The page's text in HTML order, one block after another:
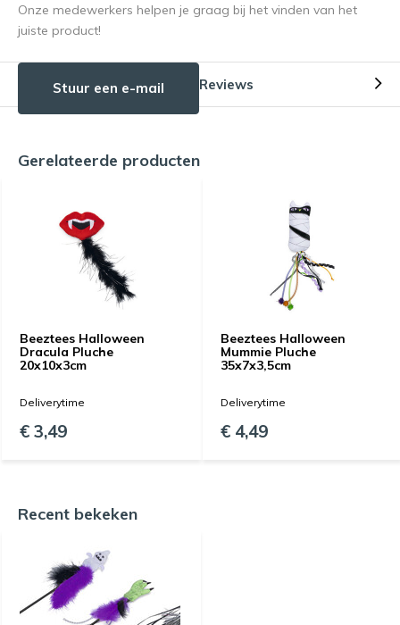
Onze medewerkers helpen je graag bij het vinden van het
juiste product!
Stuur een e-mail Reviews
Gerelateerde producten
Beeztees Halloween
Dracula Pluche
20x10x3cm
Deliverytime
€ 3,49
Beeztees Halloween
Mummie Pluche
35x7x3,5cm
Deliverytime
€ 4,49
Recent bekeken